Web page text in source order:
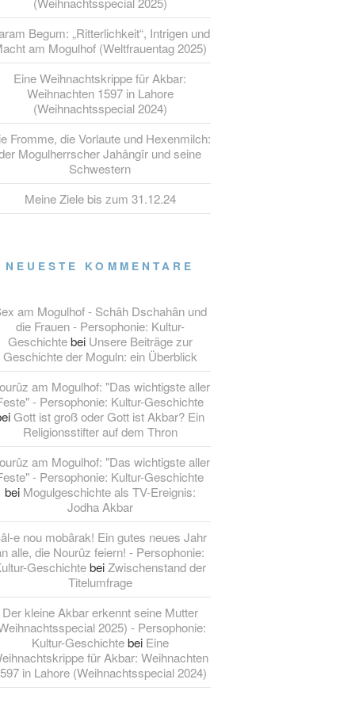
Begum: „Ritterlichkeit“, Intrigen und
am Mogulhof (Weltfrauentag 2025)
Eine Weihnachtskrippe für Akbar:
Weihnachten 1597 in Lahore
(Weihnachtsspecial 2024)
Fromme, die Vorlaute und Hexenmilch:
Mogulherrscher Jahângîr und seine
Schwestern
Meine Ziele bis zum 31.12.24
NEUESTE KOMMENTARE
am Mogulhof - Schâh Dschahân und
die Frauen - Persophonie: Kultur-
Geschichtebei Unsere Beiträge zur
Geschichte der Moguln: ein Überblick
am Mogulhof: "Das wichtigste aller
- Persophonie: Kultur-Geschichte
Gott ist groß oder Gott ist Akbar? Ein
Religionsstifter auf dem Thron
am Mogulhof: "Das wichtigste aller
- Persophonie: Kultur-Geschichte
bei Mogulgeschichte als TV-Ereignis:
Jodha Akbar
e nou mobârak! Ein gutes neues Jahr
alle, die Nourûz feiern! - Persophonie:
GeschichtebeiZwischenstand der
Titelumfrage
Der kleine Akbar erkennt seine Mutter
2025) - Persophonie:
Kultur-Geschichtebei Eine
für Akbar: Weihnachten
in Lahore (Weihnachtsspecial 2024)